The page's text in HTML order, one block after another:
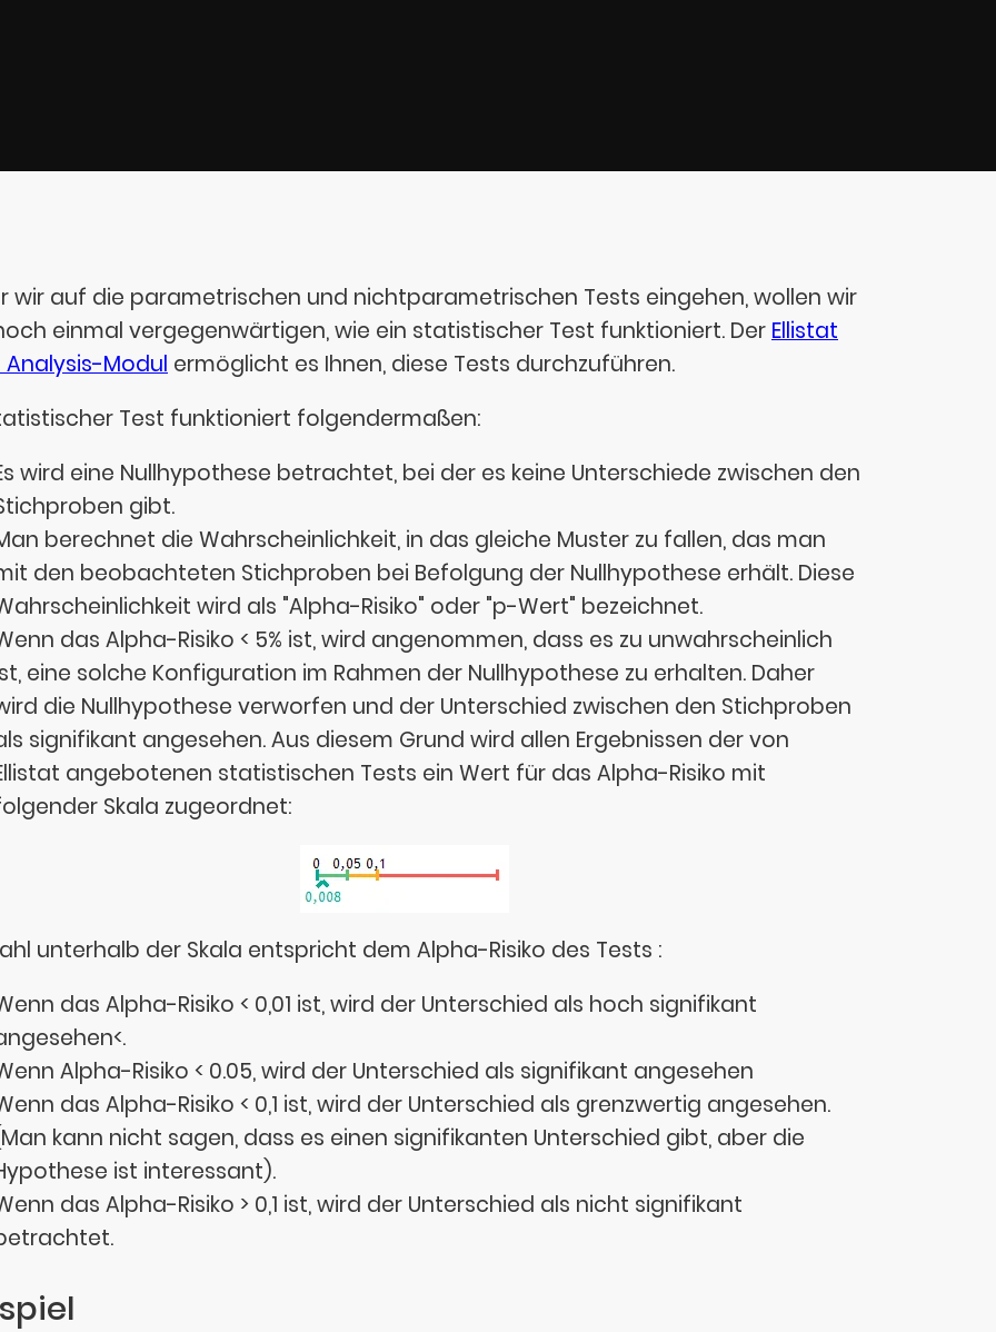
wir auf die parametrischen und nichtparametrischen Tests eingehen, wollen wir
einmal vergegenwärtigen, wie ein statistischer Test funktioniert. Der Ellistat
Modul ermöglicht es Ihnen, diese Tests durchzuführen.
Test funktioniert folgendermaßen:
wird eine Nullhypothese betrachtet, bei der es keine Unterschiede zwischen den
gibt.
berechnet die Wahrscheinlichkeit, in das gleiche Muster zu fallen, das man
den beobachteten Stichproben bei Befolgung der Nullhypothese erhält. Diese
wird als "Alpha-Risiko" oder "p-Wert" bezeichnet.
das Alpha-Risiko < 5% ist, wird angenommen, dass es zu unwahrscheinlich
eine solche Konfiguration im Rahmen der Nullhypothese zu erhalten. Daher
die Nullhypothese verworfen und der Unterschied zwischen den Stichproben
signifikant angesehen. Aus diesem Grund wird allen Ergebnissen der von
angebotenen statistischen Tests ein Wert für das Alpha-Risiko mit
Skala zugeordnet:
unterhalb der Skala entspricht dem Alpha-Risiko des Tests :
das Alpha-Risiko < 0,01 ist, wird der Unterschied als hoch signifikant
Alpha-Risiko < 0.05, wird der Unterschied als signifikant angesehen
das Alpha-Risiko < 0,1 ist, wird der Unterschied als grenzwertig angesehen.
kann nicht sagen, dass es einen signifikanten Unterschied gibt, aber die
ist interessant).
das Alpha-Risiko > 0,1 ist, wird der Unterschied als nicht signifikant